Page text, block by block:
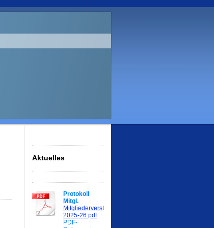
Aktuelles
Protokoll
Mitgl.
MitgliederversProtokoll
2025-26.pdf
PDF-